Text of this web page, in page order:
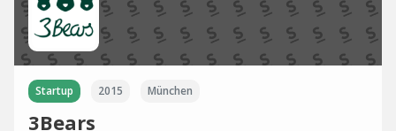
Startup 2015 München
3Bears